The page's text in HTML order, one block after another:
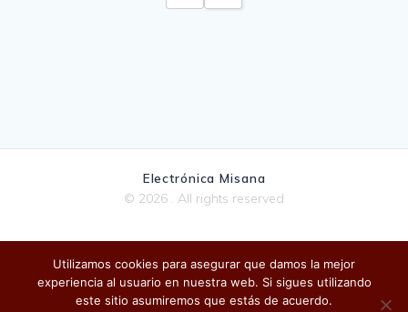
Electrónica Misana
© 2026 . All rights reserved
Política de privacidad
Contáctanos
Utilizamos cookies para asegurar que damos la mejor
experiencia al usuario en nuestra web. Si sigues utilizando
este sitio asumiremos que estás de acuerdo.